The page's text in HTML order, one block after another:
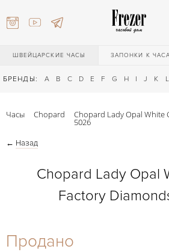
ШВЕЙЦАРСКИЕ ЧАСЫ ЗАПОНКИ К
БРЕНДЫ: A B C D E F G H I J K L
27-44
Часы Chopard Chopard Lady Opal White
5026
← Назад
Chopard Lady Opal
Factory
Продано